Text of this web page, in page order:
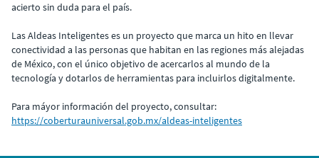
acierto sin duda para el país.
Las Aldeas Inteligentes es un proyecto que marca un hito en llevar
conectividad a las personas que habitan en las regiones más alejadas
de México, con el único objetivo de acercarlos al mundo de la
tecnología y dotarlos de herramientas para incluirlos digitalmente.
Para máyor información del proyecto, consultar:
https://coberturauniversal.gob.mx/aldeas-inteligentes